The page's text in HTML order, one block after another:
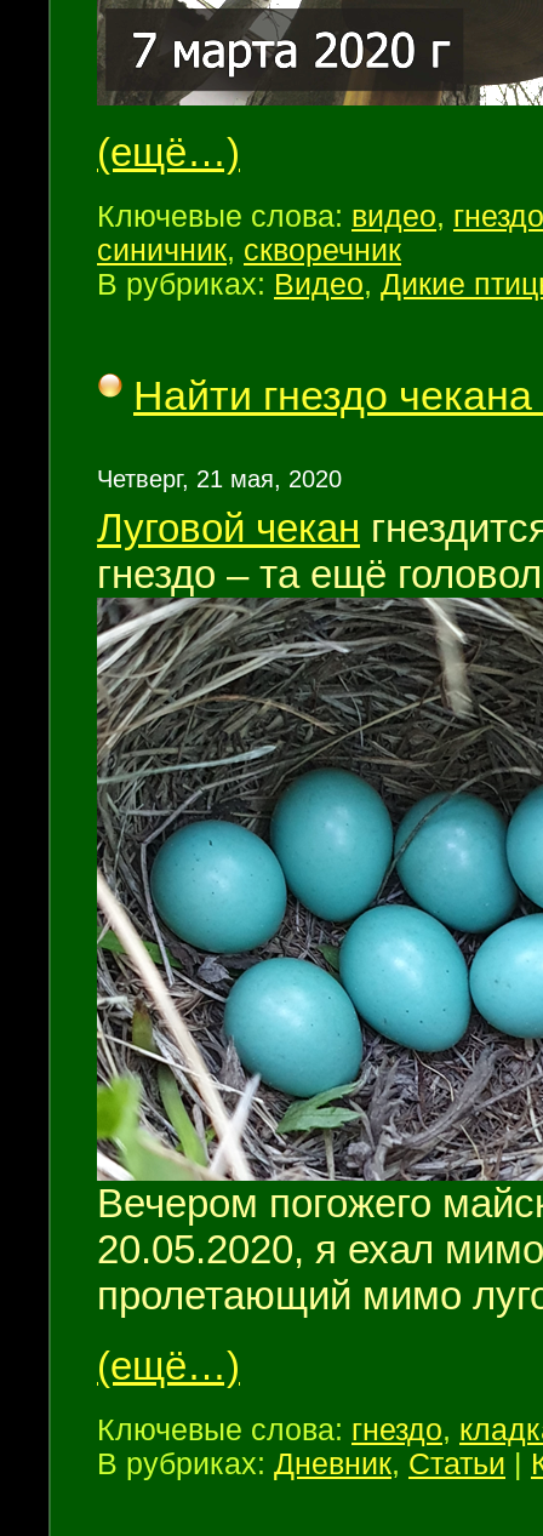
(ещё…)
Ключевые слова: видео, гнездо
синичник, скворечник
В рубриках: Видео, Дикие
Найти гнездо
Четверг, 21 мая, 2020
Луговой чекан
гнездо – та ещё
Вечером погожего
20.05.2020, я ехал
пролетающий мимо
(ещё…)
Ключевые слова: гнездо,
В рубриках: Дневник, Статьи